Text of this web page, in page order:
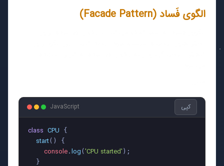
الگوی فَساد (Facade Pattern)
JavaScript کپی
class CPU {
start( ) {
console . log ( 'CPU started' );
  }